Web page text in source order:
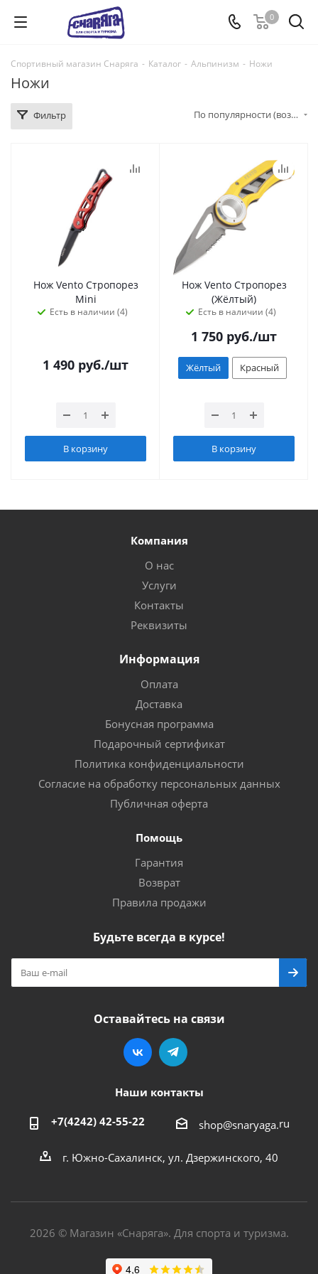
0
Спортивный магазин Снаряга - Каталог - Альпинизм - Ножи
Ножи
Фильтр По популярности (возрастание)
Нож Vento Стропорез
Mini
Есть в наличии (4)
1 490 руб./шт
В корзину
Нож Vento Стропорез
(Жёлтый)
Есть в наличии (4)
1 750 руб./шт
Жёлтый Красный
В корзину
Компания
О нас
Услуги
Контакты
Реквизиты
Информация
Оплата
Доставка
Бонусная программа
Подарочный сертификат
Политика конфиденциальности
Согласие на обработку персональных данных
Публичная оферта
Помощь
Гарантия
Возврат
Правила продажи
Будьте всегда в курсе!
Оставайтесь на связи
Наши контакты
+7(4242) 42-55-22 shop@snaryaga.ru
г. Южно-Сахалинск, ул. Дзержинского, 40
2026 © Магазин «Снаряга». Для спорта и туризма.